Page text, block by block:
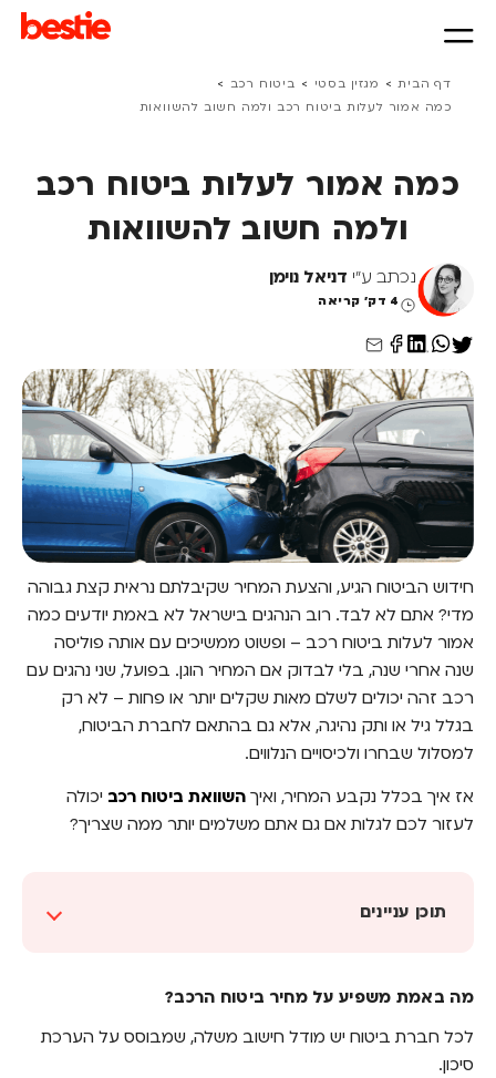
דף הבית > מגזין בסטי > ביטוח רכב >
כמה אמור לעלות ביטוח רכב ולמה חשוב להשוואות
כמה אמור לעלות ביטוח רכב
ולמה חשוב להשוואות
נכתב ע"י דניאל נוימן
4 דק' קריאה
חידוש הביטוח הגיע, והצעת המחיר שקיבלתם נראית קצת גבוהה
מדי? אתם לא לבד. רוב הנהגים בישראל לא באמת יודעים כמה
אמור לעלות ביטוח רכב – ופשוט ממשיכים עם אותה פוליסה
שנה אחרי שנה, בלי לבדוק אם המחיר הוגן. בפועל, שני נהגים עם
רכב זהה יכולים לשלם מאות שקלים יותר או פחות – לא רק
בגלל גיל או ותק נהיגה, אלא גם בהתאם לחברת הביטוח,
למסלול שבחרו ולכיסויים הנלווים.
אז איך בכלל נקבע המחיר, ואיך השוואת ביטוח רכב יכולה
לעזור לכם לגלות אם גם אתם משלמים יותר ממה שצריך?
תוכן עניינים
מה הם הגורמים העיקריים שישפיעו על המחיר:
השוואת ביטוח רכב אונליין: למה זה יכול לחסוך
מה באמת משפיע על מחיר ביטוח הרכב?
לכל חברת ביטוח יש מודל חישוב משלה, שמבוסס על הערכת
סיכון.